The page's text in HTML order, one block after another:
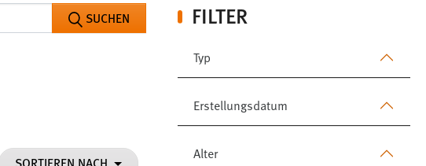
FILTER
Typ
Erstellungsdatum
Alter
SUCHEN